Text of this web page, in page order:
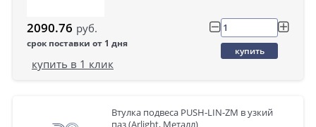
2090.76 руб.
срок поставки от 1 дня
купить
купить в 1 клик
Втулка подвеса PUSH-LIN-ZM в узкий
паз (Arlight, Металл)